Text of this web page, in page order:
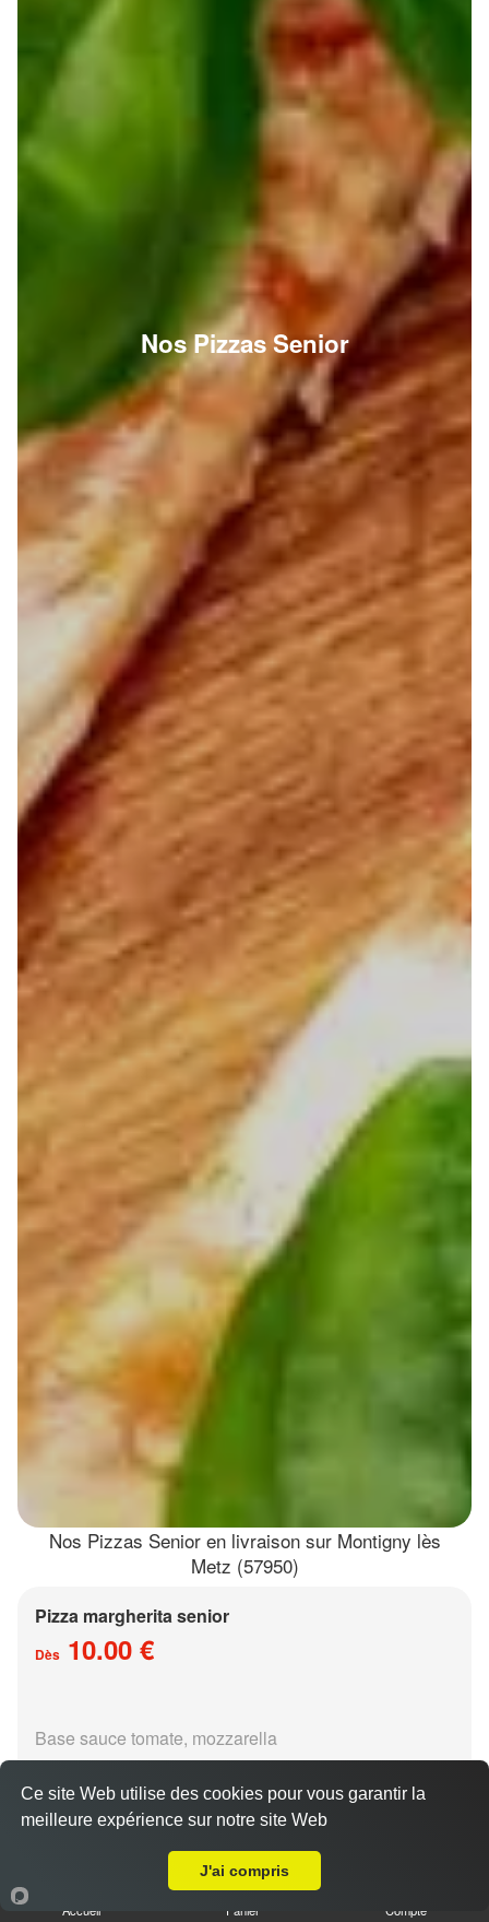
Nos Pizzas Senior
Nos Pizzas Senior en livraison sur Montigny lès
Metz (57950)
Pizza margherita senior
Dès 10.00 €
Base sauce tomate, mozzarella
Pizza régina senior
Accueil Panier Compte
Ce site Web utilise des cookies pour vous garantir la
meilleure expérience sur notre site Web
J'ai compris